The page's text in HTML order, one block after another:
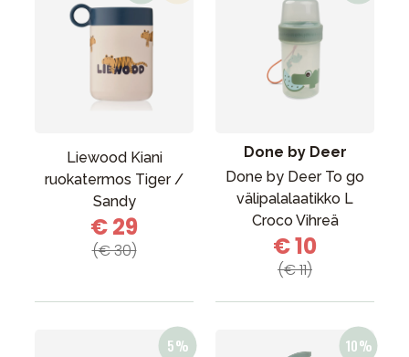
Liewood Kiani
ruokatermos Tiger /
Sandy
€ 29
(€ 30)
Done by Deer
Done by Deer To go
välipalalaatikko L
Croco Vihreä
€ 10
(€ 11)